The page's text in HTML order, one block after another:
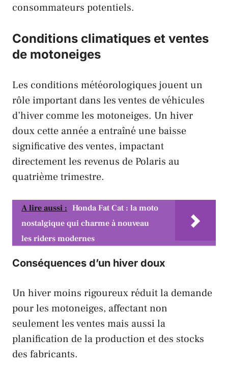
consommateurs potentiels.
Conditions climatiques et ventes
de motoneiges
Les conditions météorologiques jouent un
rôle important dans les ventes de véhicules
d’hiver comme les motoneiges. Un hiver
doux cette année a entraîné une baisse
significative des ventes, impactant
directement les revenus de Polaris au
quatrième trimestre.
A lire aussi : Honda Fat Cat : la moto
nostalgique qui charme à nouveau
les riders modernes
Conséquences d’un hiver doux
Un hiver moins rigoureux réduit la demande
pour les motoneiges, affectant non
seulement les ventes mais aussi la
planification de la production et des stocks
des fabricants.